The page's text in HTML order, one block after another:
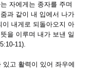
자에게는 종자를 주며
과 같이 내 입에서 나가
내게로 되돌아오지 아
을 이루며 내가 보낸 일
11).
고 활력이 있어 좌우에